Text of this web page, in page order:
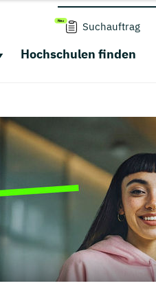
Suchauftrag
Hochschulen finden